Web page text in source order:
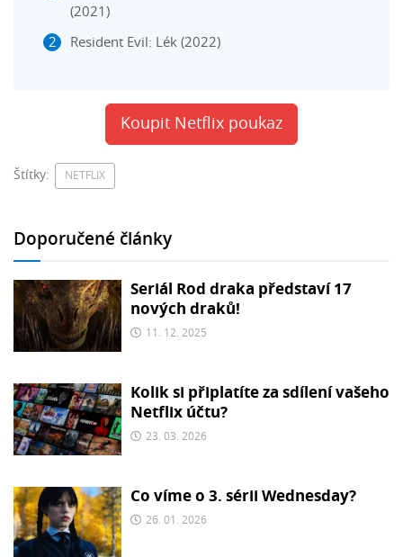
(2021)
Resident Evil: Lék (2022)
Koupit Netflix poukaz
Štítky: NETFLIX
Doporučené články
Seriál Rod draka představí 17
nových draků!
11. 12. 2025
Kolik si připlatíte za sdílení vašeho
Netflix účtu?
23. 03. 2026
Co víme o 3. sérii Wednesday?
26. 01. 2026